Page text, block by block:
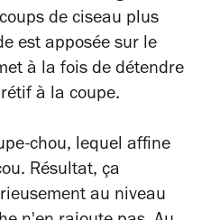
de ciseau plus
est apposée sur le
à la fois de détendre
à la coupe.
chou, lequel affine
Résultat, ça
au niveau